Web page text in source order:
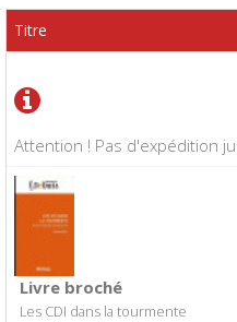
Attention ! Pas d'expédition
Titre
Livre broché
Les CDI dans la tourmente